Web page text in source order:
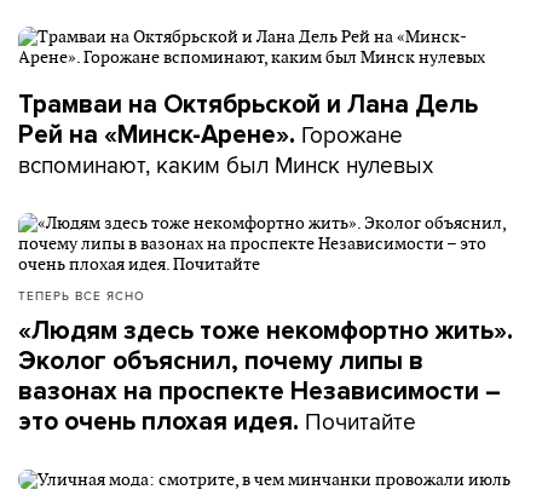
Трамваи на Октябрьской и Лана Дель
Рей на «Минск-Арене». Горожане
вспоминают, каким был Минск нулевых
ТЕПЕРЬ ВСЕ ЯСНО
«Людям здесь тоже некомфортно жить».
Эколог объяснил, почему липы в
вазонах на проспекте Независимости –
это очень плохая идея. Почитайте